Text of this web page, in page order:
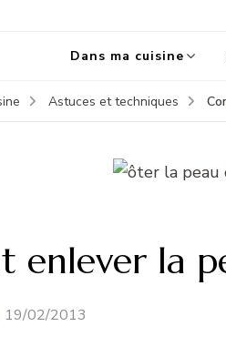
Dans ma cuisine
Astuces et techniques
enlever la
19/02/2013